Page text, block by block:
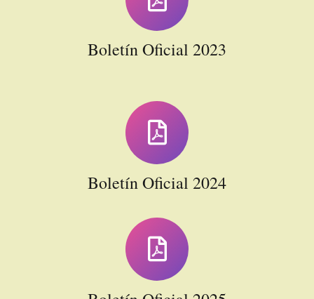
Boletín Oficial 2023
Boletín Oficial 2024